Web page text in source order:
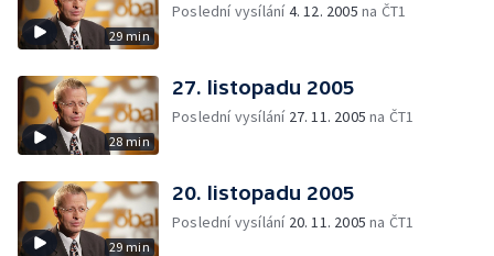
29 min
Poslední vysílání4. 12. 2005 na ČT1
28 min
27. listopadu 2005
Poslední vysílání 27. 11. 2005 na ČT1
29 min
20. listopadu 2005
Poslední vysílání 20. 11. 2005 na ČT1